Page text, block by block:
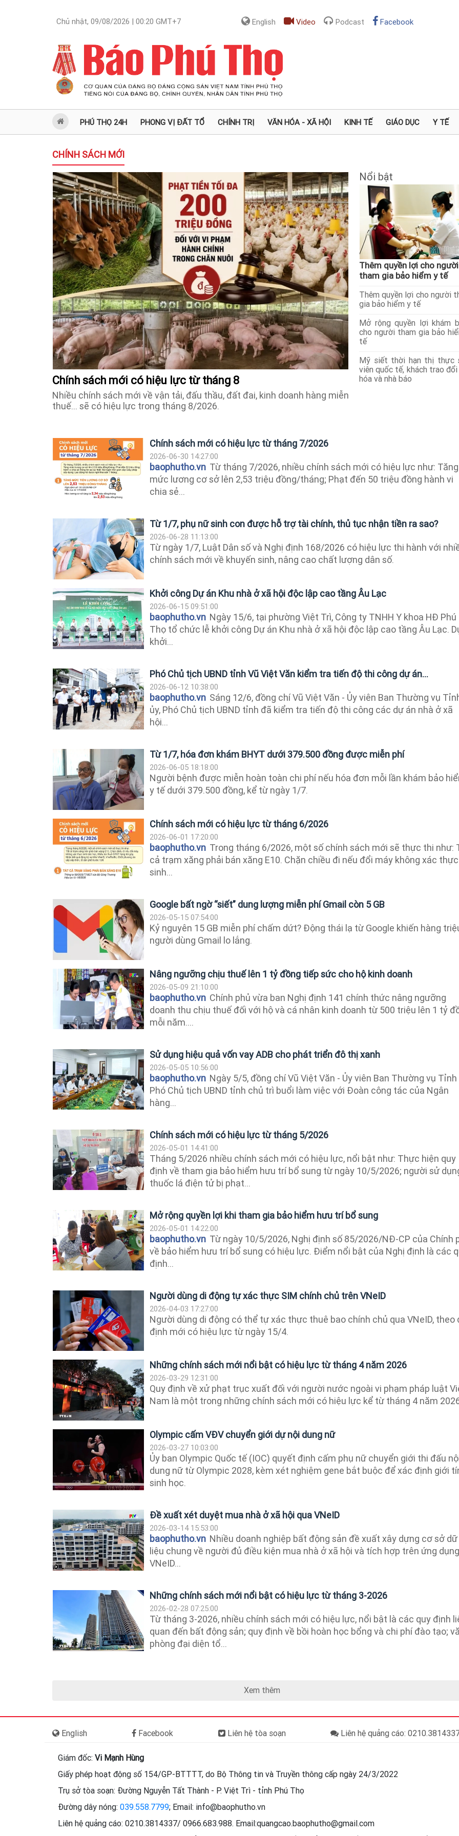
Chủ nhật, 09/08/2026 | 00:20 GMT+7 English Video Podcast Facebook
PHÚ THỌ 24H PHONG VỊ ĐẤT TỔ CHÍNH TRỊ VĂN HÓA - XÃ HỘI KINH TẾ GIÁO DỤC Y TẾ
CHÍNH SÁCH MỚI
Chính sách mới có hiệu lực từ tháng 8
Nhiều chính sách mới về vận tải, đấu thầu, đất đai, kinh doanh hàng miễn
thuế... sẽ có hiệu lực trong tháng 8/2026.
Nổi bật
Thêm quyền lợi cho người
tham gia bảo hiểm y tế
Thêm quyền lợi cho người
gia bảo hiểm y tế
Mở rộng quyền lợi khám
cho người tham gia bảo
tế
Mỹ siết thời hạn thị thực
viên quốc tế, khách trao đổi
hóa và nhà báo
Chính sách mới có hiệu lực từ tháng 7/2026
2026-06-30 14:27:00
baophutho.vn Từ tháng 7/2026, nhiều chính sách mới có hiệu lực như: Tăng
mức lương cơ sở lên 2,53 triệu đồng/tháng; Phạt đến 50 triệu đồng hành vi
chia sẻ...
Từ 1/7, phụ nữ sinh con được hỗ trợ tài chính, thủ tục nhận tiền ra sao?
2026-06-28 11:13:00
Từ ngày 1/7, Luật Dân số và Nghị định 168/2026 có hiệu lực thi hành với
chính sách mới về khuyến sinh, nâng cao chất lượng dân số.
Khởi công Dự án Khu nhà ở xã hội độc lập cao tầng Âu Lạc
2026-06-15 09:51:00
baophutho.vn Ngày 15/6, tại phường Việt Trì, Công ty TNHH Y khoa HĐ Phú
Thọ tổ chức lễ khởi công Dự án Khu nhà ở xã hội độc lập cao tầng Âu Lạc.
khởi...
Phó Chủ tịch UBND tỉnh Vũ Việt Văn kiểm tra tiến độ thi công dự án...
2026-06-12 10:38:00
baophutho.vn Sáng 12/6, đồng chí Vũ Việt Văn - Ủy viên Ban Thường vụ
ủy, Phó Chủ tịch UBND tỉnh đã kiểm tra tiến độ thi công các dự án nhà ở xã
hội...
Từ 1/7, hóa đơn khám BHYT dưới 379.500 đồng được miễn phí
2026-06-05 18:18:00
Người bệnh được miễn hoàn toàn chi phí nếu hóa đơn mỗi lần khám bảo
y tế dưới 379.500 đồng, kể từ ngày 1/7.
Chính sách mới có hiệu lực từ tháng 6/2026
2026-06-01 17:20:00
baophutho.vn Trong tháng 6/2026, một số chính sách mới sẽ thực thi như:
cả trạm xăng phải bán xăng E10. Chặn chiều đi nếu đổi máy không xác thực
sinh...
Google bất ngờ “siết” dung lượng miễn phí Gmail còn 5 GB
2026-05-15 07:54:00
Kỷ nguyên 15 GB miễn phí chấm dứt? Động thái lạ từ Google khiến hàng
người dùng Gmail lo lắng.
Nâng ngưỡng chịu thuế lên 1 tỷ đồng tiếp sức cho hộ kinh doanh
2026-05-09 21:10:00
baophutho.vn Chính phủ vừa ban Nghị định 141 chính thức nâng ngưỡng
doanh thu chịu thuế đối với hộ và cá nhân kinh doanh từ 500 triệu lên 1 tỷ
mỗi năm....
Sử dụng hiệu quả vốn vay ADB cho phát triển đô thị xanh
2026-05-05 10:56:00
baophutho.vn Ngày 5/5, đồng chí Vũ Việt Văn - Ủy viên Ban Thường vụ Tỉnh
Phó Chủ tịch UBND tỉnh chủ trì buổi làm việc với Đoàn công tác của Ngân
hàng...
Chính sách mới có hiệu lực từ tháng 5/2026
2026-05-01 14:41:00
Tháng 5/2026 nhiều chính sách mới có hiệu lực, nổi bật như: Thực hiện quy
định về tham gia bảo hiểm hưu trí bổ sung từ ngày 10/5/2026; người sử
thuốc lá điện tử bị phạt...
Mở rộng quyền lợi khi tham gia bảo hiểm hưu trí bổ sung
2026-05-01 14:22:00
baophutho.vn Từ ngày 10/5/2026, Nghị định số 85/2026/NĐ-CP của Chính
về bảo hiểm hưu trí bổ sung có hiệu lực. Điểm nổi bật của Nghị định là các
định...
Người dùng di động tự xác thực SIM chính chủ trên VNeID
2026-04-03 17:27:00
Người dùng di động có thể tự xác thực thuê bao chính chủ qua VNeID, theo
định mới có hiệu lực từ ngày 15/4.
Những chính sách mới nổi bật có hiệu lực từ tháng 4 năm 2026
2026-03-29 12:31:00
Quy định về xử phạt trục xuất đối với người nước ngoài vi phạm pháp luật
Nam là một trong những chính sách mới có hiệu lực kể từ tháng 4 năm
Olympic cấm VĐV chuyển giới dự nội dung nữ
2026-03-27 10:03:00
Ủy ban Olympic Quốc tế (IOC) quyết định cấm phụ nữ chuyển giới thi đấu
dung nữ từ Olympic 2028, kèm xét nghiệm gene bắt buộc để xác định giới
sinh học.
Đề xuất xét duyệt mua nhà ở xã hội qua VNeID
2026-03-14 15:53:00
baophutho.vn Nhiều doanh nghiệp bất động sản đề xuất xây dựng cơ sở dữ
liệu chung về người đủ điều kiện mua nhà ở xã hội và tích hợp trên ứng dụng
VNeID...
Những chính sách mới nổi bật có hiệu lực từ tháng 3-2026
2026-02-28 07:25:00
Từ tháng 3-2026, nhiều chính sách mới có hiệu lực, nổi bật là các quy định
quan đến bất động sản; quy định về bồi hoàn học bổng và chi phí đào tạo;
phòng đại diện tổ...
Xem thêm
English Facebook Liên hệ tòa soạn Liên hệ quảng cáo:
Giám đốc: Vi Mạnh Hùng
Giấy phép hoạt động số 154/GP-BTTTT, do Bộ Thông tin và Truyền thông cấp ngày 24/3/2022
Trụ sở tòa soạn: Đường Nguyễn Tất Thành - P. Việt Trì - tỉnh Phú Thọ
Đường dây nóng: 039.558.7799; Email: info@baophutho.vn
Liên hệ quảng cáo: 0210.3814337/ 0966.683.988. Email:quangcao.baophutho@gmail.com